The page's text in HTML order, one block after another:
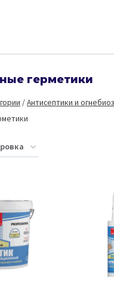
герметики
/Антисептики и